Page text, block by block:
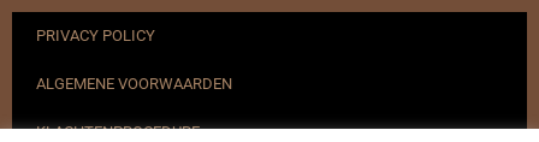
PRIVACY POLICY
ALGEMENE VOORWAARDEN
KLACHTENPROCEDURE